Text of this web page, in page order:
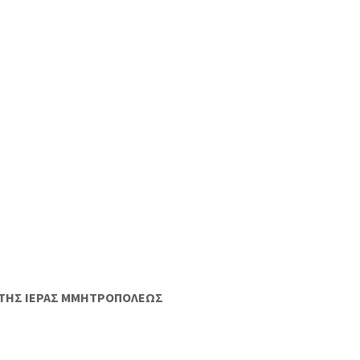
ΙΕΡΑΣ ΜΜΗΤΡΟΠΟΛΕΩΣ